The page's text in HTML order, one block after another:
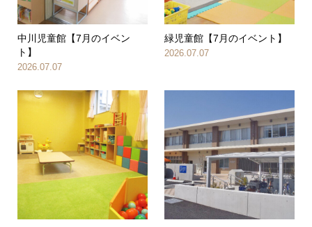
中川児童館【7月のイベン
ト】
2026.07.07
緑児童館【7月のイベント】
2026.07.07